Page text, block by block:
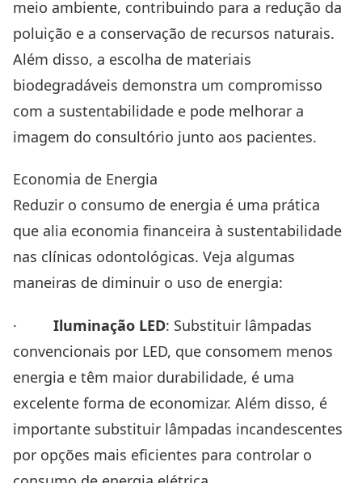
meio ambiente, contribuindo para a redução da
poluição e a conservação de recursos naturais.
Além disso, a escolha de materiais
biodegradáveis demonstra um compromisso
com a sustentabilidade e pode melhorar a
imagem do consultório junto aos pacientes.
Economia de Energia
Reduzir o consumo de energia é uma prática
que alia economia financeira à sustentabilidade
nas clínicas odontológicas. Veja algumas
maneiras de diminuir o uso de energia:
· Iluminação LED: Substituir lâmpadas
convencionais por LED, que consomem menos
energia e têm maior durabilidade, é uma
excelente forma de economizar. Além disso, é
importante substituir lâmpadas incandescentes
por opções mais eficientes para controlar o